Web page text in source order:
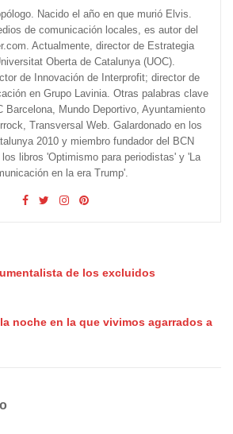
Nacido el año en que murió Elvis.
de comunicación locales, es autor del
Actualmente, director de Estrategia
Oberta de Catalunya (UOC).
de Innovación de Interprofit; director de
en Grupo Lavinia. Otras palabras clave
Barcelona, Mundo Deportivo, Ayuntamiento
Transversal Web. Galardonado en los
2010 y miembro fundador del BCN
los libros 'Optimismo para periodistas' y 'La
en la era Trump'.
de los excluidos
noche en la que vivimos agarrados a